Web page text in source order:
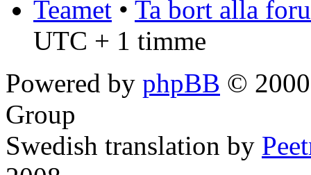
Teamet • Ta bort alla
UTC + 1 timme
Powered by phpBB ©
Group
Swedish translation by